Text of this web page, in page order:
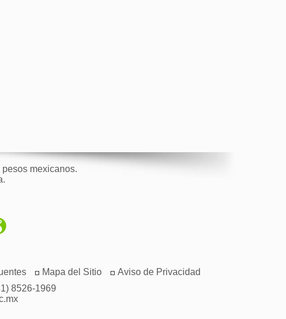
mexicanos.
Mapa del Sitio
Aviso de Privacidad
8526-1969